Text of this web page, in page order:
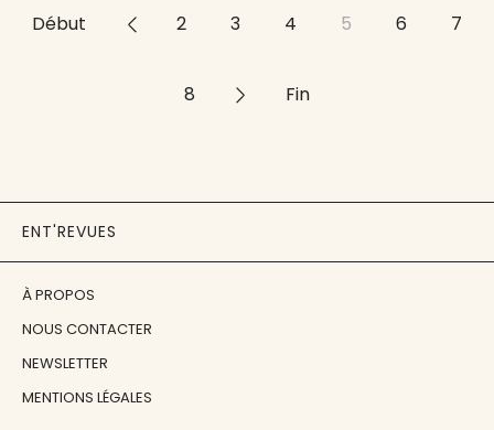
Début << 2 3 4 5 6 7
8 >> Fin
ENT'REVUES
À PROPOS
NOUS CONTACTER
NEWSLETTER
MENTIONS LÉGALES